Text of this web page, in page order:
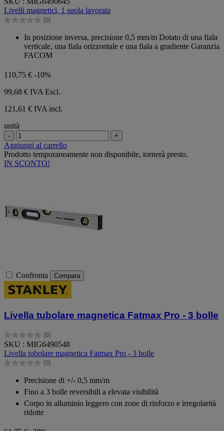
su
5
stelle.
Livelli magnetici, 1 suola lavorata
(0)
0.0
In posizione inversa, precisione 0,5 mm/m Dotato di una fiala
verticale, una fiala orizzontale e una fiala a gradiente Garanzia
FACOM
110,75 € -10%
99,68 € IVA Escl.
121,61 € IVA incl.
unità
- +
Aggiungi al carrello
Prodotto temporaneamente non disponibile, tornerà presto.
IN SCONTO!
Confronta Compara
Livella tubolare magnetica Fatmax Pro - 3 bolle
(0)
0.0
su
5
stelle.
SKU : MIG6490548
Livella tubolare magnetica Fatmax Pro - 3 bolle
(0)
0.0
stelle.
Precisione di +/- 0,5 mm/m
Fino a 3 bolle reversibili a elevata visibilità
Corpo in alluminio leggero con zone di rinforzo e irregolarità
ridotte